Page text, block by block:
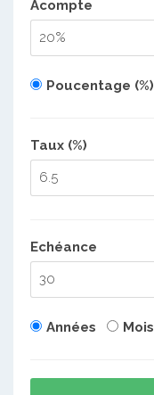
Acompte
Poucentage (%)
Taux (%)
Echéance
Années Mois